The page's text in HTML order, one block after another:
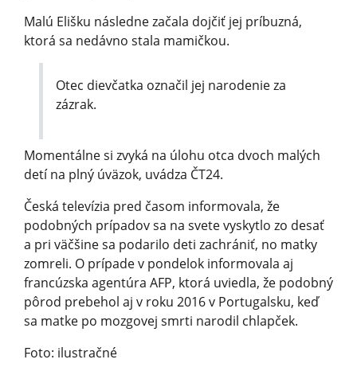
Malú Elišku následne začala dojčiť jej príbuzná,
ktorá sa nedávno stala mamičkou.
Otec dievčatka označil jej narodenie za
zázrak.
Momentálne si zvyká na úlohu otca dvoch malých
detí na plný úväzok, uvádza ČT24.
Česká televízia pred časom informovala, že
podobných prípadov sa na svete vyskytlo zo desať
a pri väčšine sa podarilo deti zachrániť, no matky
zomreli. O prípade v pondelok informovala aj
francúzska agentúra AFP, ktorá uviedla, že podobný
pôrod prebehol aj v roku 2016 v Portugalsku, keď
sa matke po mozgovej smrti narodil chlapček.
Foto: ilustračné